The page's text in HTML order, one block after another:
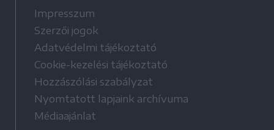
Impresszum
Szerzői jogok
Adatvédelmi tájékoztató
Cookie-kezelési tájékoztató
Hozzászólási szabályzat
Nyomtatott lapjaink archívuma
Médiaajánlat